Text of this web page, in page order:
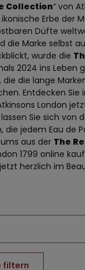
Collection“ von
Erbe der
Düfte
die Marke selbst
wurde die
2024 ins Leben
die die lange
Entdecken Sie
London
Sie sich von
die jedem Eau de
aus der The
1799 online
herzlich im
filtern